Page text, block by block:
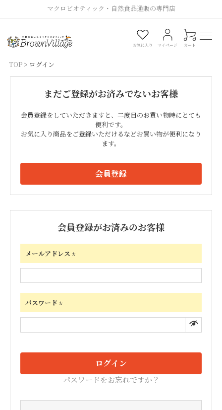
マクロビオティック・自然食品通販の専門店
お気に入り マイページ カート
0
TOP ログイン
まだご登録がお済みでないお客様
会員登録をしていただきますと、二度目のお買い物時にとても
便利です。
お気に入り商品をご登録いただけるなどお買い物が便利になり
ます。
会員登録
会員登録がお済みのお客様
メールアドレス
(必
パスワード
(必
ログイン
パスワードをお忘れですか？